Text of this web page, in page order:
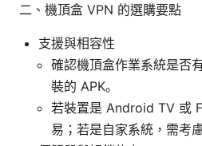
二、機頂盒 VPN 的選購要點
支援與相容性
確認機頂盒作業系統是否
裝的 APK。
若裝置是 Android TV 或
易；若是自家系統，需考